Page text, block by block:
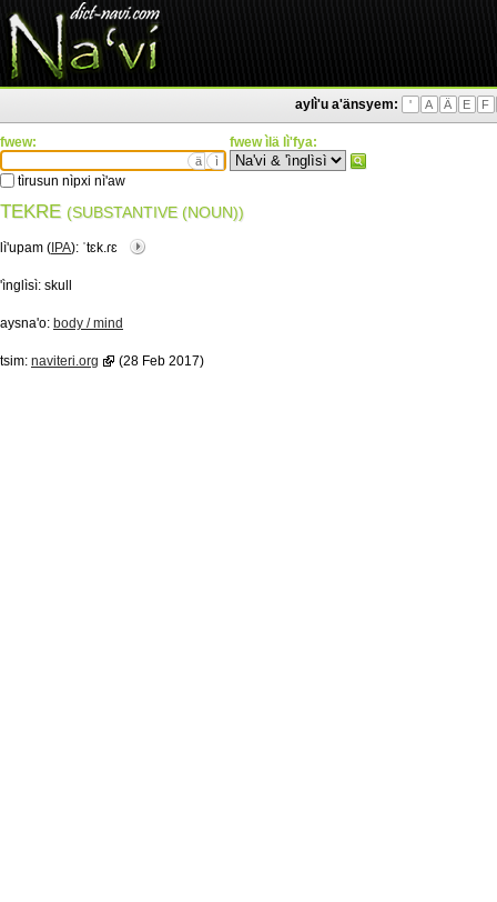
aylì'u a'änsyem: ' A Ä E F
fwew:
ä ì
tìrusun nìpxi nì'aw
fwew ìlä lì'fya:
TEKRE (SUBSTANTIVE (NOUN))
lì'upam ( IPA): ˈtɛk.ɾɛ
'ìnglìsì: skull
aysna'o: body / mind
tsim: naviteri.org (28 Feb 2017)